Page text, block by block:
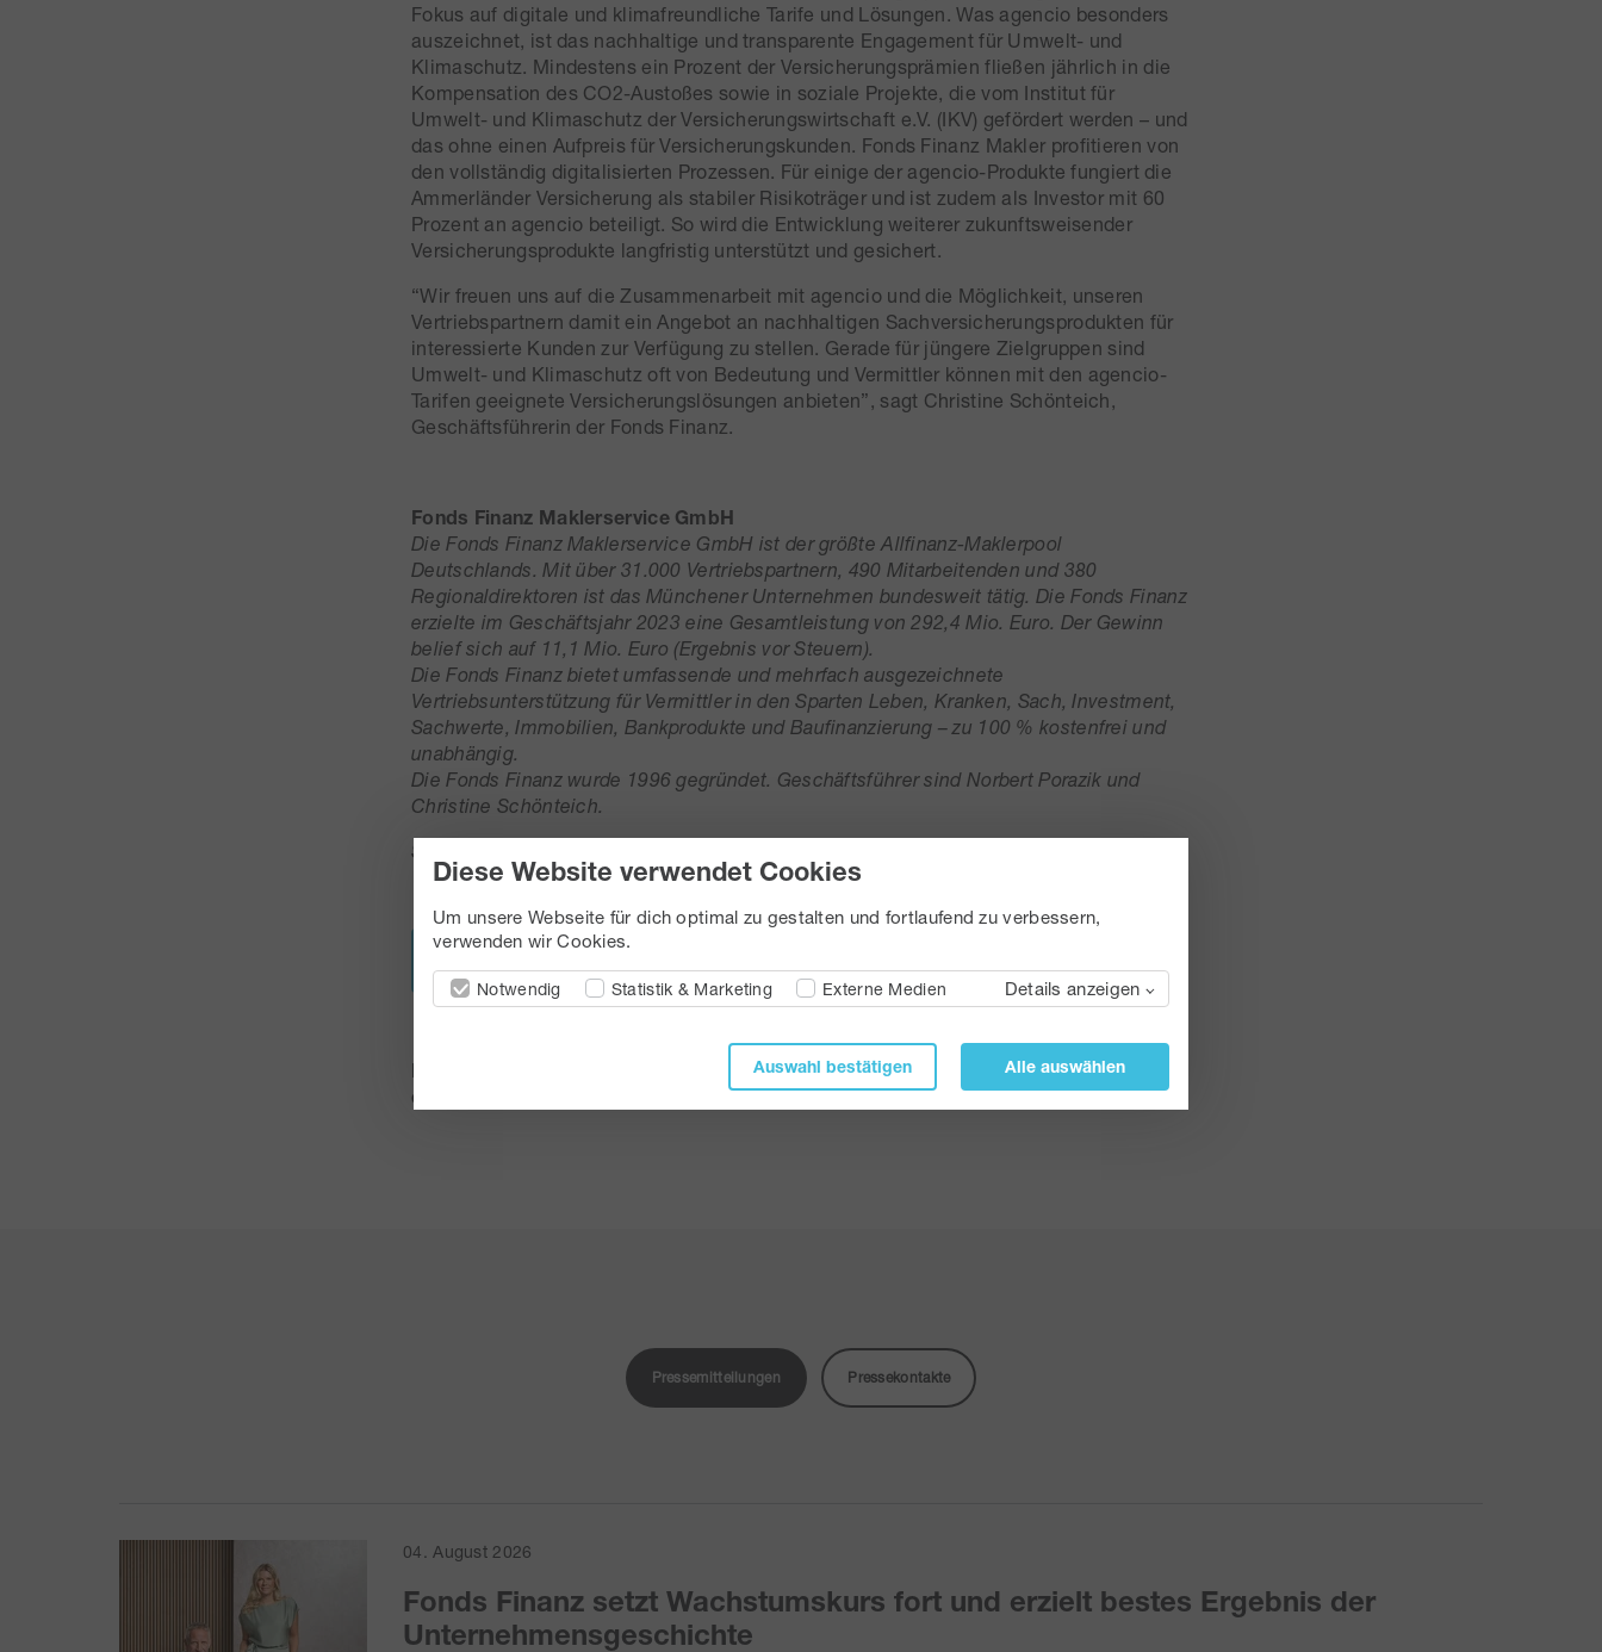
Fokus auf digitale und klimafreundliche Tarife und Lösungen. Was agencio besonders
auszeichnet, ist das nachhaltige und transparente Engagement für Umwelt- und
Klimaschutz. Mindestens ein Prozent der Versicherungsprämien fließen jährlich in die
Kompensation des CO2-Austoßes sowie in soziale Projekte, die vom Institut für
Umwelt- und Klimaschutz der Versicherungswirtschaft e.V. (IKV) gefördert werden – und
das ohne einen Aufpreis für Versicherungskunden. Fonds Finanz Makler profitieren von
den vollständig digitalisierten Prozessen. Für einige der agencio-Produkte fungiert die
Ammerländer Versicherung als stabiler Risikoträger und ist zudem als Investor mit 60
Prozent an agencio beteiligt. So wird die Entwicklung weiterer zukunftsweisender
Versicherungsprodukte langfristig unterstützt und gesichert.
“Wir freuen uns auf die Zusammenarbeit mit agencio und die Möglichkeit, unseren
Vertriebspartnern damit ein Angebot an nachhaltigen Sachversicherungsprodukten für
interessierte Kunden zur Verfügung zu stellen. Gerade für jüngere Zielgruppen sind
Umwelt- und Klimaschutz oft von Bedeutung und Vermittler können mit den agencio-
Tarifen geeignete Versicherungslösungen anbieten”, sagt Christine Schönteich,
Geschäftsführerin der Fonds Finanz.
Fonds Finanz Maklerservice GmbH
Die Fonds Finanz Maklerservice GmbH ist der größte Allfinanz-Maklerpool
Deutschlands. Mit über 31.000 Vertriebspartnern, 490 Mitarbeitenden und 380
Regionaldirektoren ist das Münchener Unternehmen bundesweit tätig. Die Fonds Finanz
erzielte im Geschäftsjahr 2023 eine Gesamtleistung von 292,4 Mio. Euro. Der Gewinn
belief sich auf 11,1 Mio. Euro (Ergebnis vor Steuern).
Die Fonds Finanz bietet umfassende und mehrfach ausgezeichnete
Vertriebsunterstützung für Vermittler in den Sparten Leben, Kranken, Sach, Investment,
Sachwerte, Immobilien, Bankprodukte und Baufinanzierung – zu 100 % kostenfrei und
unabhängig.
Die Fonds Finanz wurde 1996 gegründet. Geschäftsführer sind Norbert Porazik und
Christine Schönteich.
Stand: Juli 2024
Fotos erhalten Sie von uns gerne auf Anfrage. Belegexemplar oder Hinweis wird
erbeten.
Pressemitteilungen Pressekontakte
04. August 2026
Fonds Finanz setzt Wachstumskurs fort und erzielt bestes Ergebnis der
Unternehmensgeschichte
Diese Website verwendet Cookies
Um unsere Webseite für dich optimal zu gestalten und fortlaufend zu verbessern,
verwenden wir Cookies.
Notwendig Statistik & Marketing Externe Medien Details anzeigen
Auswahl bestätigen Alle auswählen